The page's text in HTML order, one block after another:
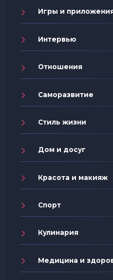
Игры и
Интервью
Отношения
Саморазвитие
Стиль жизни
Дом и досуг
Красота и макияж
Спорт
Кулинария
Медицина и